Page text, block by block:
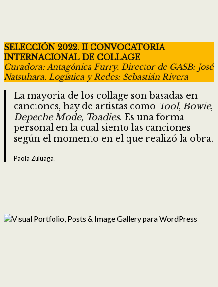
SELECCIÓN 2022. II CONVOCATORIA
INTERNACIONAL DE COLLAGE
Curadora: Antagónica Furry. Director de GASB: José
Natsuhara. Logística y Redes: Sebastián Rivera
La mayoria de los collage son basadas en
canciones, hay de artistas como Tool, Bowie,
Depeche Mode, Toadies. Es una forma
personal en la cual siento las canciones
según el momento en el que realizó la obra.
Paola Zuluaga.